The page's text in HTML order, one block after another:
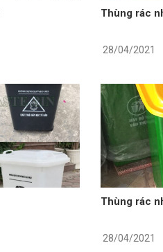
Thùng rác
28/04/2021
Thùng rác
28/04/2021